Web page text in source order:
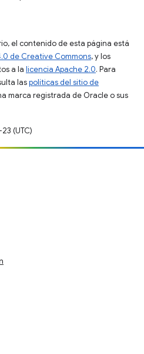
el contenido de esta página está
de Creative Commons, y los
a la licencia Apache 2.0. Para
laspolíticas del sitio de
marca registrada de Oracle o sus
(UTC)